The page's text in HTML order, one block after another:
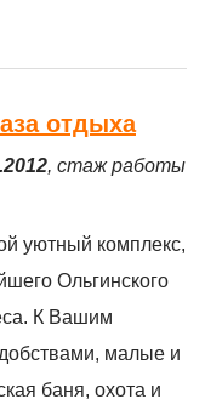
отдыха
, стаж работы
уютный комплекс,
Ольгинского
К Вашим
малые и
баня, охота и